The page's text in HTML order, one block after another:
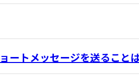
ートメッセージを送ること